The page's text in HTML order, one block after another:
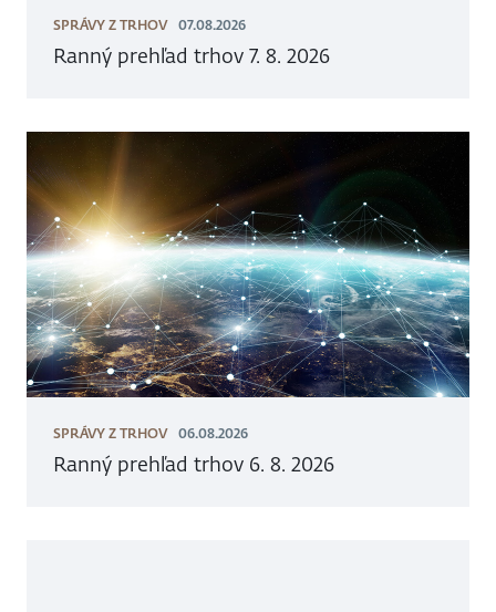
SPRÁVY Z TRHOV 07.08.2026
Ranný prehľad trhov 7. 8. 2026
SPRÁVY Z TRHOV 06.08.2026
Ranný prehľad trhov 6. 8. 2026